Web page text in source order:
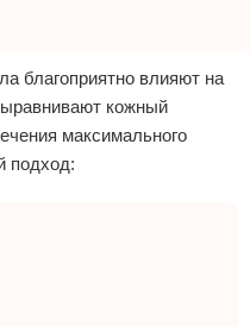
благоприятно влияют на
кожный
максимального
подход: